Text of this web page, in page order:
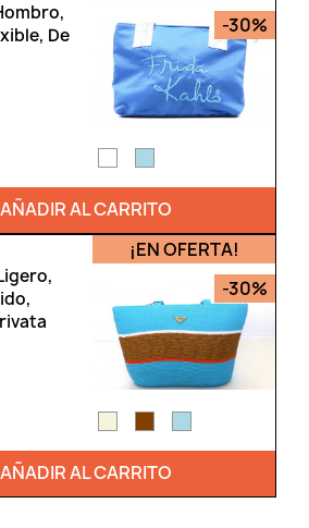
De
-30%
AÑADIR AL CARRITO
¡EN OFERTA!
-30%
AÑADIR AL CARRITO